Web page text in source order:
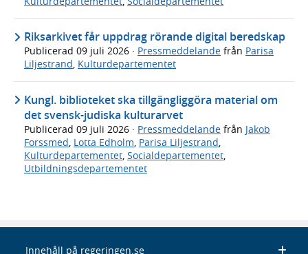
Riksarkivet får uppdrag rörande digital beredskap
Publicerad 09 juli 2026 · Pressmeddelande från Parisa
Liljestrand, Kulturdepartementet
Kungl. biblioteket ska tillgängliggöra material om
det svensk-judiska kulturarvet
Publicerad 09 juli 2026 · Pressmeddelande från Jakob
Forssmed, Lotta Edholm, Parisa Liljestrand,
Kulturdepartementet, Socialdepartementet,
Utbildningsdepartementet
Innehåll på regeringen.se